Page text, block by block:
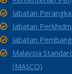
Jabatan
Jabatan
Jabatan
Malaysia
(MASCO)